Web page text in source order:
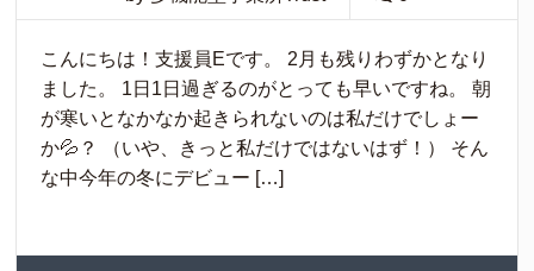
こんにちは！支援員Eです。 2月も残りわずかとなり
ました。 1日1日過ぎるのがとっても早いですね。 朝
が寒いとなかなか起きられないのは私だけでしょー
か💦？ （いや、きっと私だけではないはず！） そん
な中今年の冬にデビュー […]